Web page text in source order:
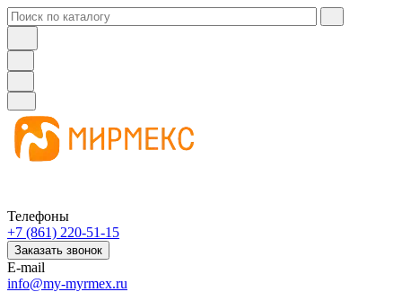
Телефоны
+7 (861) 220-51-15
Заказать звонок
E-mail
info@my-myrmex.ru